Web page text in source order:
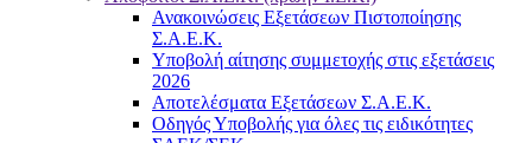
Ανακοινώσεις Εξετάσεων Πιστοποίησης
Σ.Α.Ε.Κ.
Υποβολή αίτησης συμμετοχής στις εξετάσεις
2026
Αποτελέσματα Εξετάσεων Σ.Α.Ε.Κ.
Οδηγός Υποβολής για όλες τις ειδικότητες